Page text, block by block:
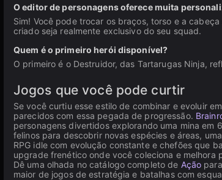
O editor de personagens oferece muita
Sim! Você pode trocar os braços, torso e a
criado seja realmente exclusivo do seu squad.
Quem é o primeiro herói disponível?
O primeiro é o Destruidor, das Tartarugas Ninja,
Jogos que você pode curtir
Se você curtiu esse estilo de combinar e evoluir
parecidos com essa pegada de progressão.
personagens divertidos explorando uma mina em
felinos para descobrir novas espécies e áreas,
RPG idle com evolução constante e chefões que
upgrade frenético onde você coleciona e
Dê uma olhada no catálogo completo de Ação
maior de jogos de estratégia e batalhas com